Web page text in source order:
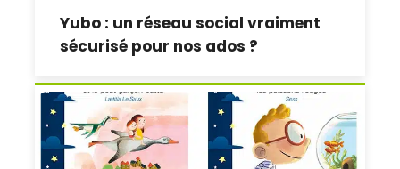
Yubo : un réseau social vraiment
sécurisé pour nos ados ?